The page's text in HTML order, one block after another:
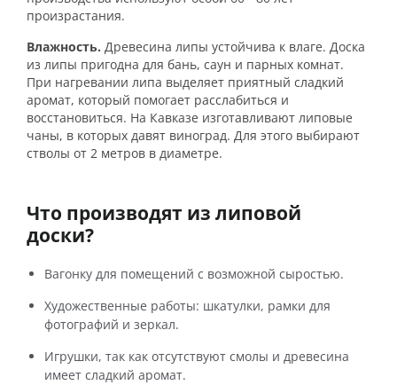
произрастания.
Влажность. Древесина липы устойчива к влаге. Доска
из липы пригодна для бань, саун и парных комнат.
При нагревании липа выделяет приятный сладкий
аромат, который помогает расслабиться и
восстановиться. На Кавказе изготавливают липовые
чаны, в которых давят виноград. Для этого выбирают
стволы от 2 метров в диаметре.
Что производят из липовой
доски?
Вагонку для помещений с возможной сыростью.
Художественные работы: шкатулки, рамки для
фотографий и зеркал.
Игрушки, так как отсутствуют смолы и древесина
имеет сладкий аромат.